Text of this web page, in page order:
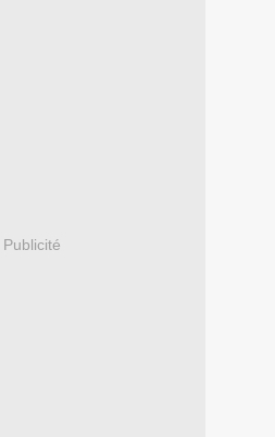
Publicité